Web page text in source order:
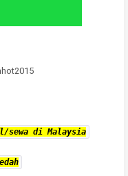
sewa di Malaysia